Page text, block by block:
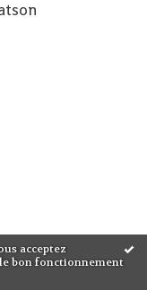
acceptez
bon fonctionnement